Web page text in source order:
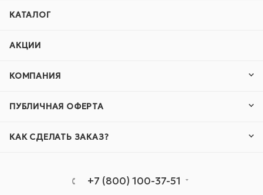
КАТАЛОГ
АКЦИИ
КОМПАНИЯ
ПУБЛИЧНАЯ ОФЕРТА
КАК СДЕЛАТЬ ЗАКАЗ?
+7 (800) 100-37-51